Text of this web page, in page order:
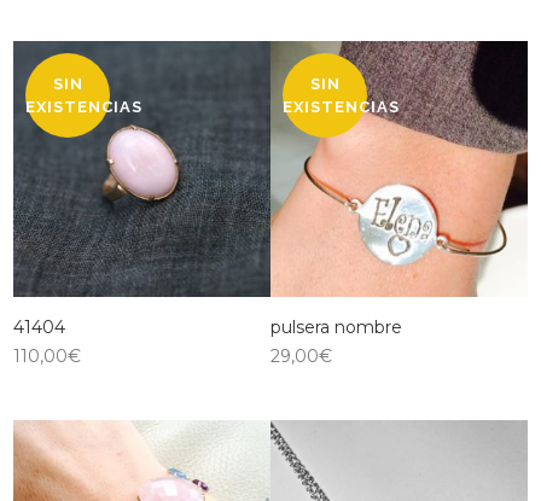
SIN
EXISTENCIAS
41404
110,00€
SIN
EXISTENCIAS
pulsera nombre
29,00€